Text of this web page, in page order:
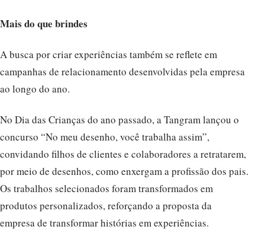
Mais do que brindes
A busca por criar experiências também se reflete em
campanhas de relacionamento desenvolvidas pela empresa
ao longo do ano.
No Dia das Crianças do ano passado, a Tangram lançou o
concurso “No meu desenho, você trabalha assim”,
convidando filhos de clientes e colaboradores a retratarem,
por meio de desenhos, como enxergam a profissão dos pais.
Os trabalhos selecionados foram transformados em
produtos personalizados, reforçando a proposta da
empresa de transformar histórias em experiências.